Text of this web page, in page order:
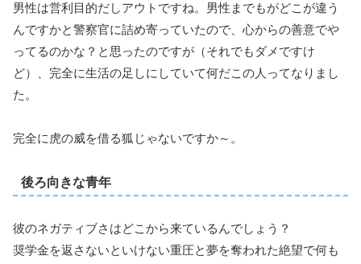
男性は営利目的だしアウトですね。男性までもがどこが違う
んですかと警察官に詰め寄っていたので、心からの善意でや
ってるのかな？と思ったのですが（それでもダメですけ
ど）、完全に生活の足しにしていて何だこの人ってなりまし
た。
完全に虎の威を借る狐じゃないですか～。
後ろ向きな青年
彼のネガティブさはどこから来ているんでしょう？
奨学金を返さないといけない重圧と夢を奪われた絶望で何も